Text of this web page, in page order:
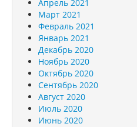
Апрель 2021
Март 2021
Февраль 2021
Январь 2021
Декабрь 2020
Ноябрь 2020
Октябрь 2020
Сентябрь 2020
Август 2020
Июль 2020
Июнь 2020